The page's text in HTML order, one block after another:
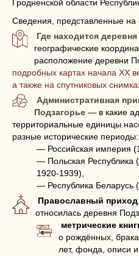
Гродненской области
Сведения, представленные на
Где находится
географические
расположение деревни
подробных картах начала XX
а также на спутниковых
Административная
Подзагорье — в какие
территориальные единицы
разные исторические периоды:
— Российская империя
— Польская Республика
1920-1939),
— Республика Беларусь
Православный приход
относилась деревня
метрические
о рождённых,
лет, фонда, описи